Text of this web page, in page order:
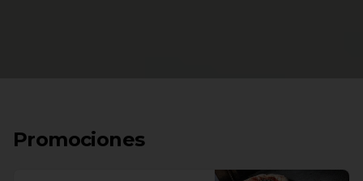
Promociones